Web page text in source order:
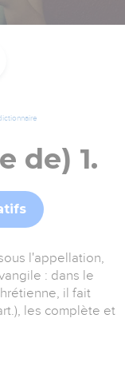
de) 1.
l'appellation,
: dans le
il fait
les complète et